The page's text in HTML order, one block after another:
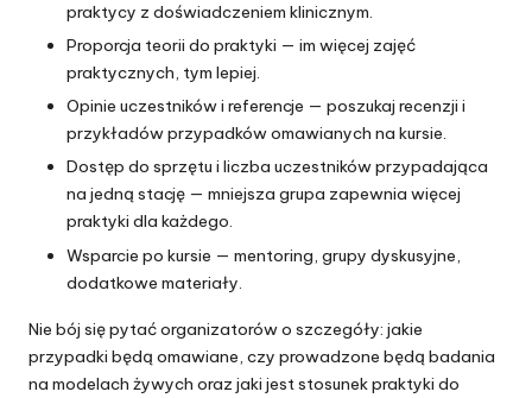
praktycy z doświadczeniem klinicznym.
Proporcja teorii do praktyki — im więcej zajęć
praktycznych, tym lepiej.
Opinie uczestników i referencje — poszukaj recenzji i
przykładów przypadków omawianych na kursie.
Dostęp do sprzętu i liczba uczestników przypadająca
na jedną stację — mniejsza grupa zapewnia więcej
praktyki dla każdego.
Wsparcie po kursie — mentoring, grupy dyskusyjne,
dodatkowe materiały.
Nie bój się pytać organizatorów o szczegóły: jakie
przypadki będą omawiane, czy prowadzone będą badania
na modelach żywych oraz jaki jest stosunek praktyki do